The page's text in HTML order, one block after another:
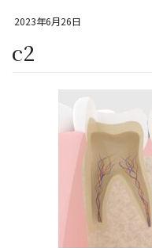
2023年6月26日
c2